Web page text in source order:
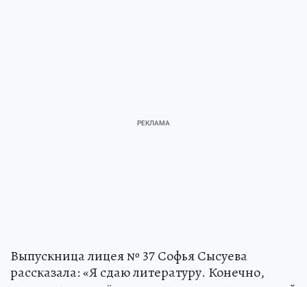
Выпускница лицея № 37 Софья Сысуева
рассказала: «Я сдаю литературу. Конечно,